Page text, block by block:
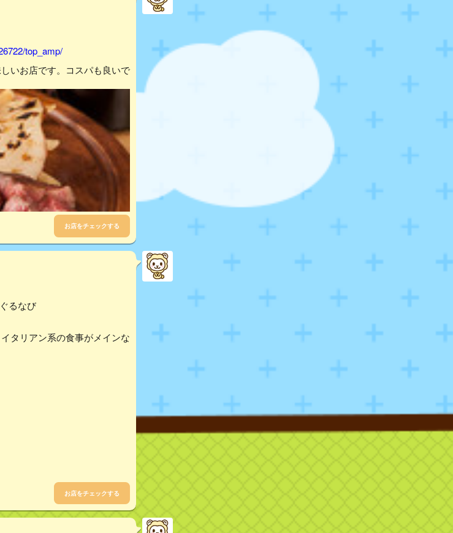
top_amp/
いお店です。コスパも良いで
お店をチェックする
るなび
タリアン系の食事がメインな
お店をチェックする